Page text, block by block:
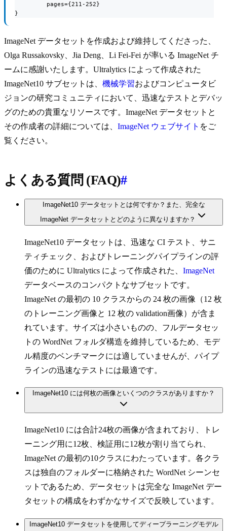
         pages={211-252}
}
ImageNet データセットを作成および維持してくださった、
Olga Russakovsky、Jia Deng、Li Fei-Fei が率いる ImageNet チ
ームに感謝いたします。Ultralytics によって作成された
ImageNet10 サブセットは、 機械学習およびコンピュータビ
ジョンの研究コミュニティにおいて、迅速なテストとデバッ
グのための貴重なリソースです。ImageNet データセットと
その作成者の詳細については、 ImageNet ウェブサイト をご
覧ください。
よくある質問 (FAQ)#
ImageNet10 データセットとは何ですか？また、完全な
ImageNet データセットとどのように異なりますか？
ImageNet10 データセットは、迅速な CI テスト、サニ
ティチェック、およびトレーニングパイプラインの評
価のために Ultralytics によって作成された、 ImageNet
データベースのコンパクトなサブセットです。
ImageNet の最初の 10 クラスからの 24 枚の画像（12 枚
のトレーニング画像と 12 枚の validation画像）が含ま
れています。サイズは小さいものの、フルデータセッ
トの WordNet フォルダ構造を維持しているため、モデ
ル精度のベンチマークには適していませんが、パイプ
ラインの迅速なテストには最適です。
ImageNet10 には何枚の画像といくつのクラスがありますか？
ImageNet10 には合計24枚の画像が含まれており、トレ
ーニング用に12枚、検証用に12枚が割り当てられ、
ImageNet の最初の10クラスにわたっています。各クラ
スは独自のフォルダーに格納された WordNet シーンセ
ットであるため、データセットは完全な ImageNet デー
タセットの構成をわずかなサイズで反映しています。
ImageNet10 データセットを使用してディープラーニングモデル